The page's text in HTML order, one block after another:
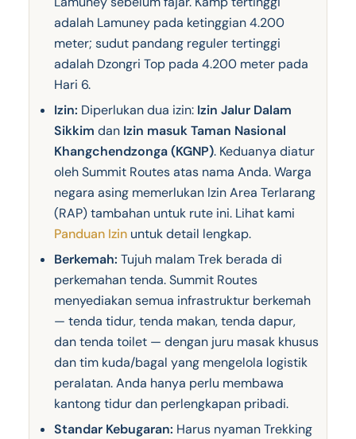
adalah Lamuney pada ketinggian 4.200
meter; sudut pandang reguler tertinggi
adalah Dzongri Top pada 4.200 meter pada
Hari 6.
Izin: Diperlukan dua izin: Izin Jalur Dalam
Sikkim dan Izin masuk Taman Nasional
Khangchendzonga (KGNP). Keduanya diatur
oleh Summit Routes atas nama Anda. Warga
negara asing memerlukan Izin Area Terlarang
(RAP) tambahan untuk rute ini. Lihat kami
Panduan Izinuntuk detail lengkap.
Berkemah: Tujuh malam Trek berada di
perkemahan tenda. Summit Routes
menyediakan semua infrastruktur berkemah
— tenda tidur, tenda makan, tenda dapur,
dan tenda toilet — dengan juru masak khusus
dan tim kuda/bagal yang mengelola logistik
peralatan. Anda hanya perlu membawa
kantong tidur dan perlengkapan pribadi.
Standar Kebugaran: Harus nyaman Trekking